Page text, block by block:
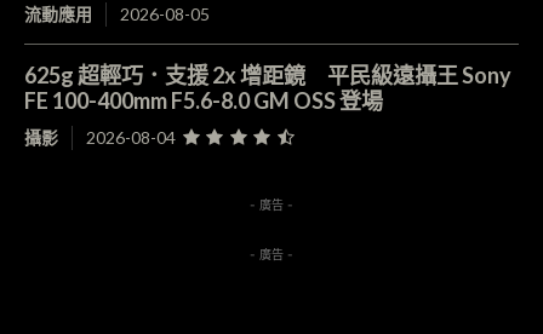
流動應用 2026-08-05
625g 超輕巧．支援 2x 增距鏡 平民級遠攝王 Sony
FE 100-400mm F5.6-8.0 GM OSS 登場
攝影 2026-08-04
- 廣告 -
- 廣告 -